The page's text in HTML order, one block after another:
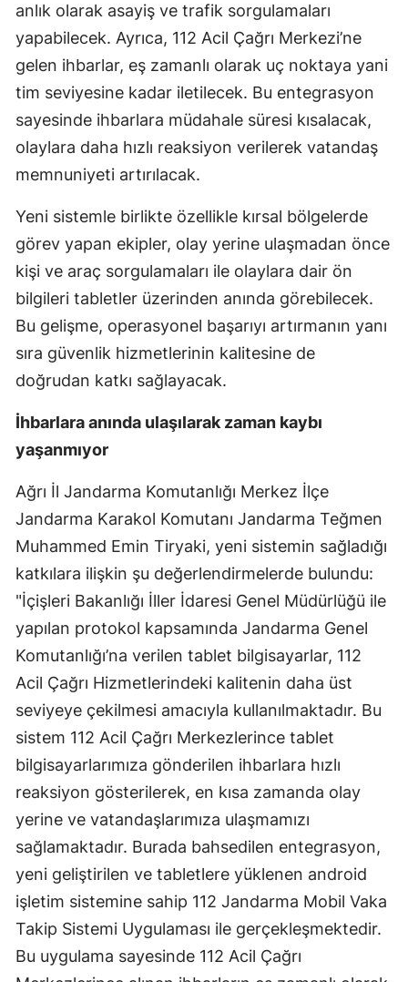
anlık olarak asayiş ve trafik sorgulamaları
yapabilecek. Ayrıca, 112 Acil Çağrı Merkezi’ne
gelen ihbarlar, eş zamanlı olarak uç noktaya yani
tim seviyesine kadar iletilecek. Bu entegrasyon
sayesinde ihbarlara müdahale süresi kısalacak,
olaylara daha hızlı reaksiyon verilerek vatandaş
memnuniyeti artırılacak.
Yeni sistemle birlikte özellikle kırsal bölgelerde
görev yapan ekipler, olay yerine ulaşmadan önce
kişi ve araç sorgulamaları ile olaylara dair ön
bilgileri tabletler üzerinden anında görebilecek.
Bu gelişme, operasyonel başarıyı artırmanın yanı
sıra güvenlik hizmetlerinin kalitesine de
doğrudan katkı sağlayacak.
İhbarlara anında ulaşılarak zaman kaybı
yaşanmıyor
Ağrı İl Jandarma Komutanlığı Merkez İlçe
Jandarma Karakol Komutanı Jandarma Teğmen
Muhammed Emin Tiryaki, yeni sistemin sağladığı
katkılara ilişkin şu değerlendirmelerde bulundu:
"İçişleri Bakanlığı İller İdaresi Genel Müdürlüğü ile
yapılan protokol kapsamında Jandarma Genel
Komutanlığı’na verilen tablet bilgisayarlar, 112
Acil Çağrı Hizmetlerindeki kalitenin daha üst
seviyeye çekilmesi amacıyla kullanılmaktadır. Bu
sistem 112 Acil Çağrı Merkezlerince tablet
bilgisayarlarımıza gönderilen ihbarlara hızlı
reaksiyon gösterilerek, en kısa zamanda olay
yerine ve vatandaşlarımıza ulaşmamızı
sağlamaktadır. Burada bahsedilen entegrasyon,
yeni geliştirilen ve tabletlere yüklenen android
işletim sistemine sahip 112 Jandarma Mobil Vaka
Takip Sistemi Uygulaması ile gerçekleşmektedir.
Bu uygulama sayesinde 112 Acil Çağrı